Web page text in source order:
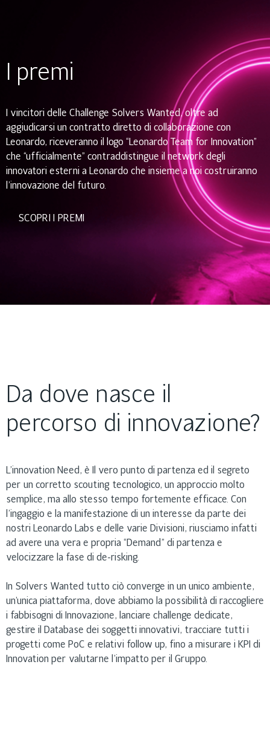
I premi
I vincitori delle Challenge Solvers Wanted, oltre ad
aggiudicarsi un contratto diretto di collaborazione con
Leonardo, riceveranno il logo “Leonardo Team for Innovation”
che “ufficialmente” contraddistingue il network degli
innovatori esterni a Leonardo che insieme a noi costruiranno
l’innovazione del futuro.
SCOPRI I PREMI
Da dove nasce il
percorso di innovazione?
L’innovation Need, è Il vero punto di partenza ed il segreto
per un corretto scouting tecnologico, un approccio molto
semplice, ma allo stesso tempo fortemente efficace. Con
l’ingaggio e la manifestazione di un interesse da parte dei
nostri Leonardo Labs e delle varie Divisioni, riusciamo infatti
ad avere una vera e propria “Demand” di partenza e
velocizzare la fase di de-risking.
In Solvers Wanted tutto ciò converge in un unico ambiente,
un’unica piattaforma, dove abbiamo la possibilità di raccogliere
i fabbisogni di Innovazione, lanciare challenge dedicate,
gestire il Database dei soggetti innovativi, tracciare tutti i
progetti come PoC e relativi follow up, fino a misurare i KPI di
Innovation per valutarne l’impatto per il Gruppo.